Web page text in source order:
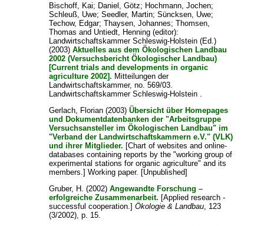
Bischoff, Kai; Daniel, Götz; Hochmann, Jochen;
Schleuß, Uwe;Seedler, Martin;Süncksen, Uwe;
Techow, Edgar;Thaysen, Johannes;Thomsen,
Thomas and Untiedt, Henning (editor):
Landwirtschaftskammer Schleswig-Holstein (Ed.)
(2003)Aktuelles aus dem Ökologischen Landbau
2002 (Versuchsbericht Ökologischer Landbau)
[Current trials and developments in organic
agriculture 2002]. Mitteilungen der
Landwirtschaftskammer, no. 569/03.
Landwirtschaftskammer Schleswig-Holstein .
Gerlach, Florian (2003)Übersicht über Homepages
und Dokumentdatenbanken der "Arbeitsgruppe
Versuchsansteller im Ökologischen Landbau" im
"Verband der Landwirtschaftskammern e.V." (VLK)
und ihrer Mitglieder. [Chart of websites and online-
databases containing reports by the "working group of
experimental stations for organic agriculture" and its
members.] Working paper. [Unpublished]
Gruber, H. (2002)Angewandte Forschung –
erfolgreiche Zusammenarbeit. [Applied research -
successful cooperation.]Ökologie & Landbau , 123
(3/2002), p. 15.